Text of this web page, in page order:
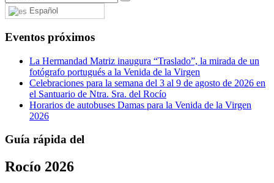
Español
Eventos próximos
La Hermandad Matriz inaugura “Traslado”, la mirada de un
fotógrafo portugués a la Venida de la Virgen
Celebraciones para la semana del 3 al 9 de agosto de 2026 en
el Santuario de Ntra. Sra. del Rocío
Horarios de autobuses Damas para la Venida de la Virgen
2026
Guía rápida del
Rocío 2026